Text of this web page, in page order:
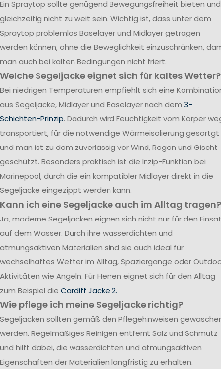
Ein Spraytop sollte genügend Bewegungsfreiheit bieten und
gleichzeitig nicht zu weit sein. Wichtig ist, dass unter dem
Spraytop problemlos Baselayer und Midlayer getragen
werden können, ohne die Beweglichkeit einzuschränken,
man auch bei kalten Bedingungen nicht friert.
Welche Segeljacke eignet sich für kaltes Wetter?
Bei niedrigen Temperaturen empfiehlt sich eine
aus Segeljacke, Midlayer und Baselayer nach dem 3-
Schichten-Prinzip. Dadurch wird Feuchtigkeit vom Körper
transportiert, für die notwendige Wärmeisolierung gesortgt
und man ist zu dem zuverlässig vor Wind, Regen und Gischt
geschützt. Besonders praktisch ist die Inzip-Funktion bei
Marinepool, durch die ein kompatibler Midlayer direkt in die
Segeljacke eingezippt werden kann.
Kann ich eine Segeljacke auch im Alltag tragen?
Ja, moderne Segeljacken eignen sich nicht nur für den
auf dem Wasser. Durch ihre wasserdichten und
atmungsaktiven Materialien sind sie auch ideal für
wechselhaftes Wetter im Alltag, Spaziergänge oder
Aktivitäten wie Angeln. Für Herren eignet sich für den Alltag
zum Beispiel die Cardiff Jacke 2.
Wie pflege ich meine Segeljacke richtig?
Segeljacken sollten gemäß den Pflegehinweisen
werden. Regelmäßiges Reinigen entfernt Salz und Schmutz
und hilft dabei, die wasserdichten und atmungsaktiven
Eigenschaften der Materialien langfristig zu erhalten.